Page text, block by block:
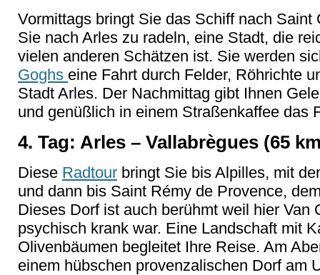
Vormittags bringt Sie das Schiff nach Saint
Sie nach Arles zu radeln, eine Stadt, die
vielen anderen Schätzen ist. Sie werden
Goghs eine Fahrt durch Felder, Röhrichte
Stadt Arles. Der Nachmittag gibt Ihnen
und genüßlich in einem Straßenkaffee das
4. Tag: Arles – Vallabrègues (65
Diese Radtour bringt Sie bis Alpilles, mit
und dann bis Saint Rémy de Provence,
Dieses Dorf ist auch berühmt weil hier Van
psychisch krank war. Eine Landschaft mit
Olivenbäumen begleitet Ihre Reise. Am
einem hübschen provenzalischen Dorf am